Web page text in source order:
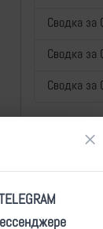
Сводка за
Сводка за
Сводка за
×